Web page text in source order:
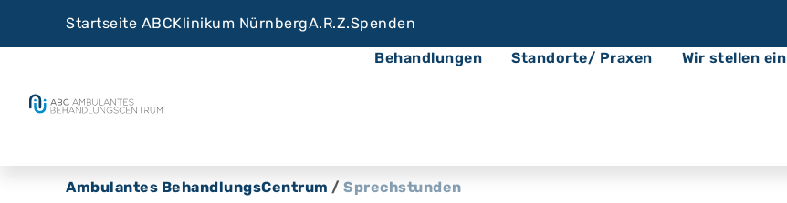
Startseite ABCKlinikum NürnbergA.R.Z.Spenden
Behandlungen
Standorte/ Praxen Wir stellen ein
Ambulantes BehandlungsCentrum / Sprechstunden